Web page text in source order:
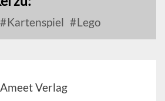
Kartenspiel Lego
Ameet Verlag